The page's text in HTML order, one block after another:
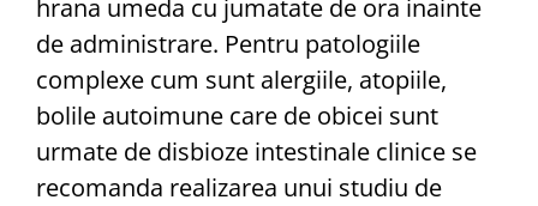
hrana umeda cu jumatate de ora inainte
de administrare. Pentru patologiile
complexe cum sunt alergiile, atopiile,
bolile autoimune care de obicei sunt
urmate de disbioze intestinale clinice se
recomanda realizarea unui studiu de